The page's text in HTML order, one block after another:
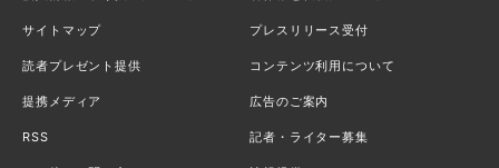
サイトマップ プレスリリース受付
読者プレゼント提供 コンテンツ利用について
提携メディア 広告のご案内
RSS 記者・ライター募集